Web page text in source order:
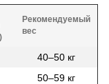
Рекомендуемый
вес
40–50 кг
50–59 кг